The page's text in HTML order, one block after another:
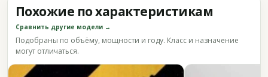
Похожие по характеристикам
Сравнить другие модели →
Подобраны по объёму, мощности и году. Класс и назначение
могут отличаться.